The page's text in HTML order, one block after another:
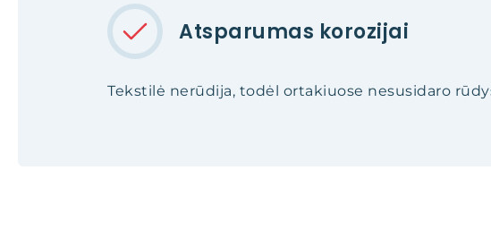
Atsparumas korozijai
Tekstilė nerūdija, todėl ortakiuose nesusidaro